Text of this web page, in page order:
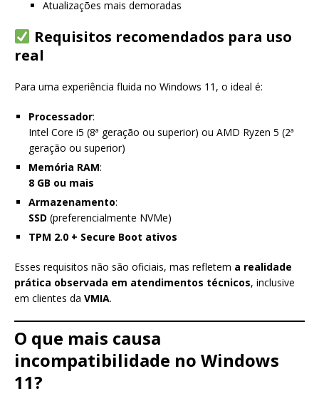
Atualizações mais demoradas
Requisitos recomendados para uso
real
Para uma experiência fluida no Windows 11, o ideal é:
Processador:
Intel Core i5 (8ª geração ou superior) ou AMD Ryzen 5 (2ª
geração ou superior)
Memória RAM:
8 GB ou mais
Armazenamento:
SSD (preferencialmente NVMe)
TPM 2.0 + Secure Boot ativos
Esses requisitos não são oficiais, mas refletem a realidade
prática observada em atendimentos técnicos, inclusive
em clientes da VMIA.
O que mais causa
incompatibilidade no Windows
11?